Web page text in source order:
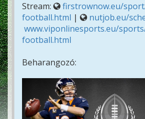
Stream:
firstrownow.eu/
football.html | nutjob.eu/
www.viponlinesports.eu/
football.html
Beharangozó: